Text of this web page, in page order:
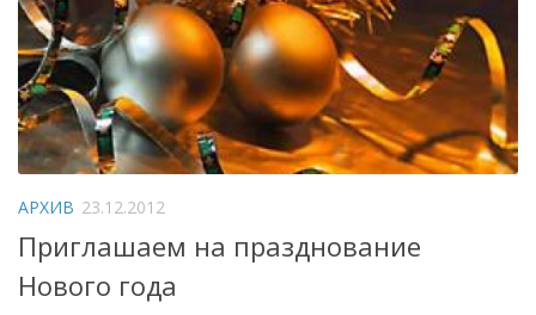
Контакты
Купить Билеты
АРХИВ 23.12.2012
Приглашаем на празднование
Нового года